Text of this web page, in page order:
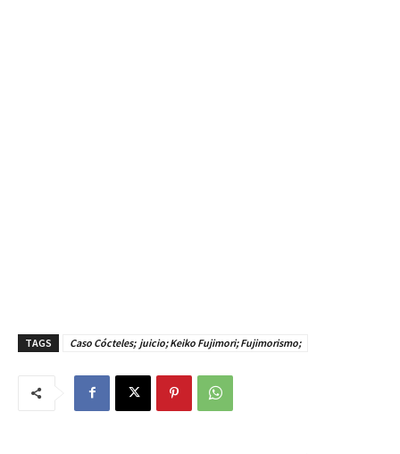
TAGS Caso Cócteles; juicio; Keiko Fujimori; Fujimorismo;